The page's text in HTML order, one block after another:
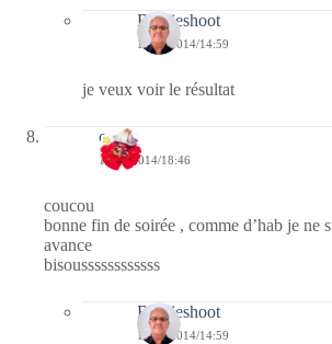
Bernieshoot
14/12/2014/14:59
je veux voir le résultat
cerise
13/12/2014/18:46
coucou
bonne fin de soirée , comme d’hab je ne
avance
bisoussssssssssss
Bernieshoot
14/12/2014/14:59